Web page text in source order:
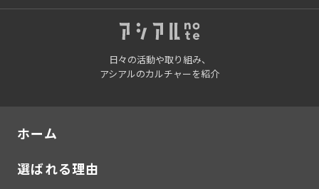
日々の活動や取り組み、
アシアルのカルチャーを紹介
ホーム
選ばれる理由